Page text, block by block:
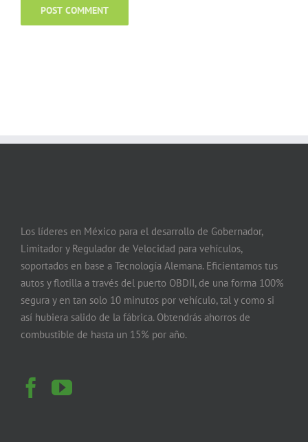
Los líderes en México para el desarrollo de Gobernador,
Limitador y Regulador de Velocidad para vehículos,
soportados en base a Tecnología Alemana. Eficientamos tus
autos y flotilla a través del puerto OBDII, de una forma 100%
segura y en tan solo 10 minutos por vehículo, tal y como si
así hubiera salido de la fábrica. Obtendrás ahorros de
combustible de hasta un 15% por año.